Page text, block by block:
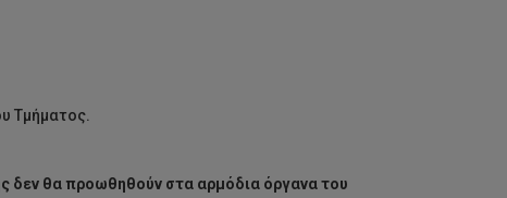
Τμήματος.
δεν θα προωθηθούν στα αρμόδια όργανα του